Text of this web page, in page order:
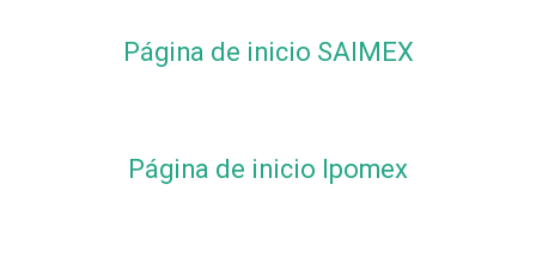
Página de inicio SAIMEX
Página de inicio Ipomex